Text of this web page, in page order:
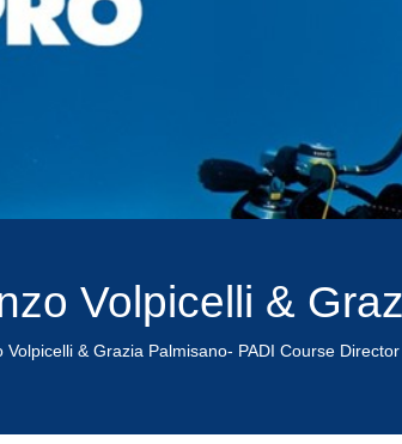
Volpicelli &
Volpicelli & Grazia Palmisano- PADI Course Director